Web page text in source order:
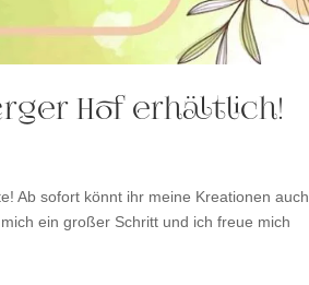
Hof erhältlich!
Ab sofort könnt ihr meine Kreationen auch
ein großer Schritt und ich freue mich